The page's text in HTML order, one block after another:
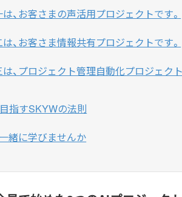
、お客さまの声活用プロジェクトです。
、お客さま情報共有プロジェクトです。
、プロジェクト管理自動化プロジェク
指すSKYWの法則
緒に学びませんか